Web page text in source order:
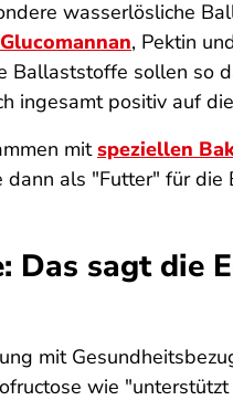
wasserlösliche
Glucomannan, Pektin
Ballaststoffe sollen so
ingesamt positiv auf
mitspeziellen
als "Futter" für die
Das sagt die
mit
wie